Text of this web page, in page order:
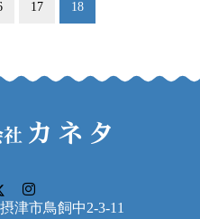
17 18
津市鳥飼中2-3-11